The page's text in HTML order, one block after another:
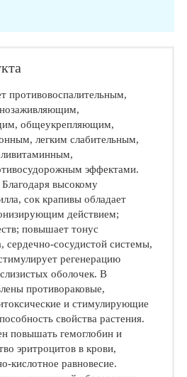
противовоспалительным,
общеукрепляющим,
легким слабительным,
эффектами.
высокому
сок крапивы обладает
действием;
повышает тонус
сердечно-сосудистой системы,
регенерацию
оболочек. В
противораковые,
и стимулирующие
свойства растения.
повышать гемоглобин и
эритроцитов в крови,
кислотное равновесие.